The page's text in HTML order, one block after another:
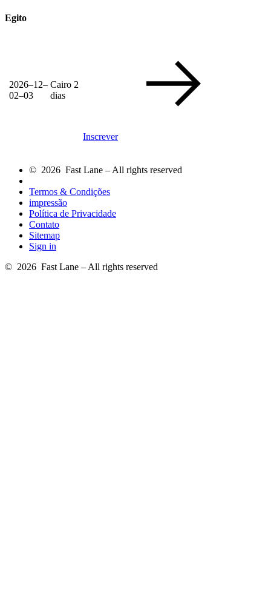
Egito
2026–12–
02–03
Cairo 2
dias
Inscrever
© 2026 Fast Lane – All rights reserved
Termos & Condições
impressão
Política de Privacidade
Contato
Sitemap
Sign in
© 2026 Fast Lane – All rights reserved